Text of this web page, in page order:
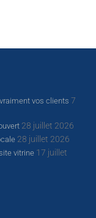
vos clients 7
28 juillet 2026
28 juillet 2026
vitrine 17 juillet